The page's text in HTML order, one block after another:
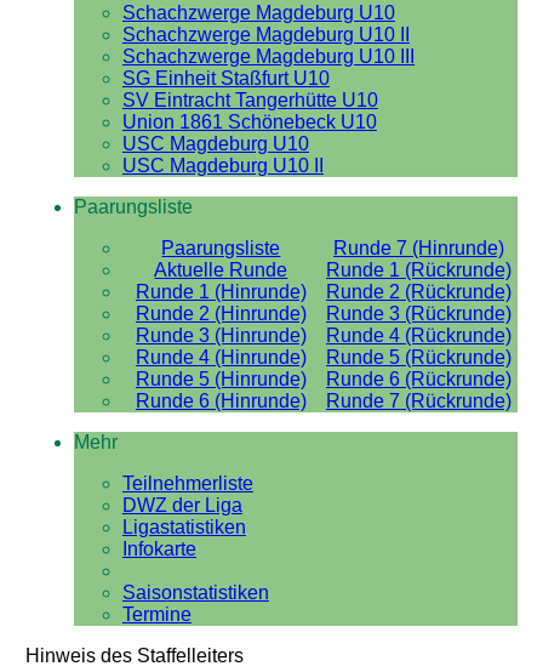
Schachzwerge Magdeburg U10
Schachzwerge Magdeburg U10 II
Schachzwerge Magdeburg U10 III
SG Einheit Staßfurt U10
SV Eintracht Tangerhütte U10
Union 1861 Schönebeck U10
USC Magdeburg U10
USC Magdeburg U10 II
Paarungsliste
Paarungsliste
Runde 7 (Hinrunde)
Aktuelle Runde
Runde 1 (Rückrunde)
Runde 1 (Hinrunde)
Runde 2 (Rückrunde)
Runde 2 (Hinrunde)
Runde 3 (Rückrunde)
Runde 3 (Hinrunde)
Runde 4 (Rückrunde)
Runde 4 (Hinrunde)
Runde 5 (Rückrunde)
Runde 5 (Hinrunde)
Runde 6 (Rückrunde)
Runde 6 (Hinrunde)
Runde 7 (Rückrunde)
Mehr
Teilnehmerliste
DWZ der Liga
Ligastatistiken
Infokarte
Saisonstatistiken
Termine
Hinweis des Staffelleiters